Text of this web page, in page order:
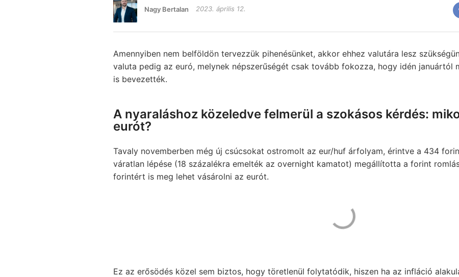
Nagy Bertalan 2023. április 12.
Amennyiben nem belföldön tervezzük pihenésünket, akkor ehhez valutára lesz
valuta pedig az euró, melynek népszerűségét csak tovább fokozza, hogy idén januártól
is bevezették.
A nyaraláshoz közeledve felmerül a szokásos kérdés:
eurót?
Tavaly novemberben még új csúcsokat ostromolt az eur/huf árfolyam, érintve a 434
váratlan lépése (18 százalékra emelték az overnight kamatot) megállította a forint
forintért is meg lehet vásárolni az eurót.
Ez az erősödés közel sem biztos, hogy töretlenül folytatódik, hiszen ha az infláció